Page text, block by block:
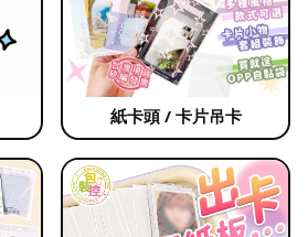
紙卡頭 / 卡片吊卡